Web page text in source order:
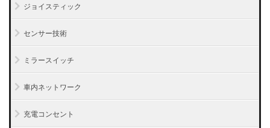
ジョイスティック
センサー技術
ミラースイッチ
車内ネットワーク
充電コンセント